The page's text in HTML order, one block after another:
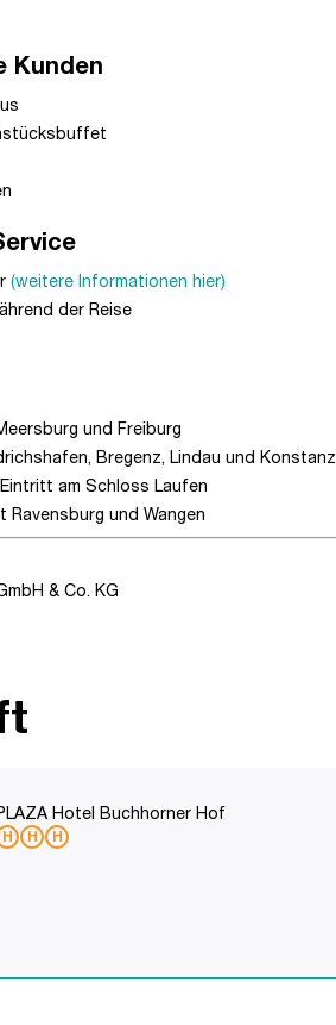
Kunden
(weitere Informationen hier)
der Reise
und Freiburg
Bregenz, Lindau und Konstanz
am Schloss Laufen
Ravensburg und Wangen
& Co. KG
Hotel Buchhorner Hof